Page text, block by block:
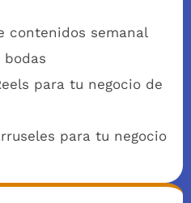
contenidos semanal
bodas
para tu negocio de
para tu negocio